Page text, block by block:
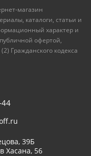
магазин
каталоги, статьи и
характер и
офертой,
Гражданского кодекса
44
39Б
Хасана, 56